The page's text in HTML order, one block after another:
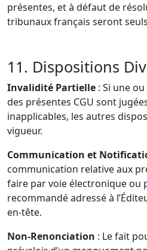
présentes, et à défaut de
tribunaux français seront
11. Dispositions
Invalidité Partielle : Si une
des présentes CGU sont
inapplicables, les autres
vigueur.
Communication et
communication relative aux
faire par voie électronique ou
recommandé adressé à
en-tête.
Non-Renonciation : Le fait